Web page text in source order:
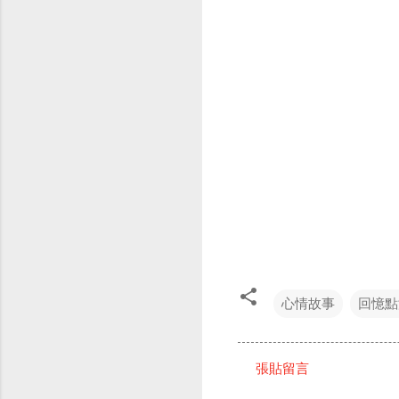
心情故事 回憶
張貼留言